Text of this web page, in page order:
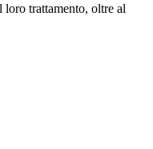
trattamento, oltre al